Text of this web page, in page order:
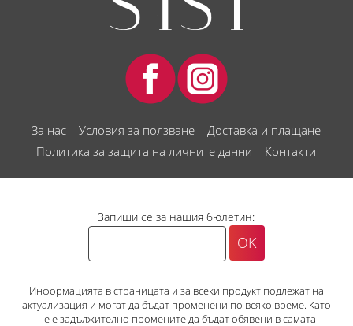
За нас Условия за ползване
Доставка и плащане
Политика за защита на личните данни
Контакти
Запиши се за нашия бюлетин:
Информацията в страницата и за всеки продукт подлежат на
актуализация и могат да бъдат променени по всяко време. Като
не е задължително промените да бъдат обявени в самата